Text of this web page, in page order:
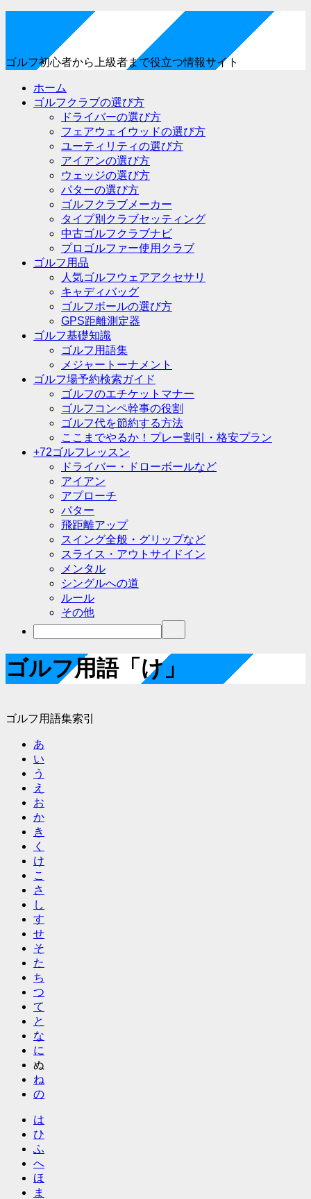
ゴルフ初心者から上級者まで役立つ情報サイト
ホーム
ゴルフクラブの選び方
ドライバーの選び方
フェアウェイウッドの選び方
ユーティリティの選び方
アイアンの選び方
ウェッジの選び方
パターの選び方
ゴルフクラブメーカー
タイプ別クラブセッティング
中古ゴルフクラブナビ
プロゴルファー使用クラブ
ゴルフ用品
人気ゴルフウェアアクセサリ
キャディバッグ
ゴルフボールの選び方
GPS距離測定器
ゴルフ基礎知識
ゴルフ用語集
メジャートーナメント
ゴルフ場予約検索ガイド
ゴルフのエチケットマナー
ゴルフコンペ幹事の役割
ゴルフ代を節約する方法
ここまでやるか！プレー割引・格安プラン
+72ゴルフレッスン
ドライバー・ドローボールなど
アイアン
アプローチ
パター
飛距離アップ
スイング全般・グリップなど
スライス・アウトサイドイン
メンタル
シングルへの道
ルール
その他
ゴルフ用語「け」
ゴルフ用語集索引
あ
い
う
え
お
か
き
く
け
こ
さ
し
す
せ
そ
た
ち
つ
て
と
な
に
ぬ
ね
の
は
ひ
ふ
へ
ほ
ま